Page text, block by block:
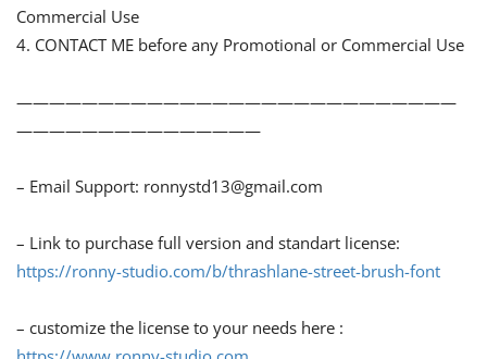
Commercial Use
4. CONTACT ME before any Promotional or Commercial Use
———————————————————————————
———————————————
– Email Support: ronnystd13@gmail.com
– Link to purchase full version and standart license:
https://ronny-studio.com/b/thrashlane-street-brush-font
– customize the license to your needs here :